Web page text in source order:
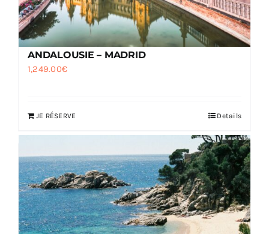
ANDALOUSIE – MADRID
1,249.00€
JE RÉSERVE Details